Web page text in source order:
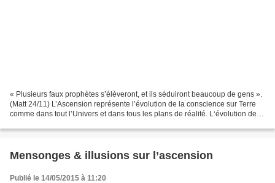
« Plusieurs faux prophètes s’élèveront, et ils séduiront beaucoup de gens ».
(Matt 24/11) L’Ascension représente l’évolution de la conscience sur Terre
comme dans tout l’Univers et dans tous les plans de réalité. L‘évolution de
Mensonges & illusions sur l’ascension
Publié le 14/05/2015 à 11:20